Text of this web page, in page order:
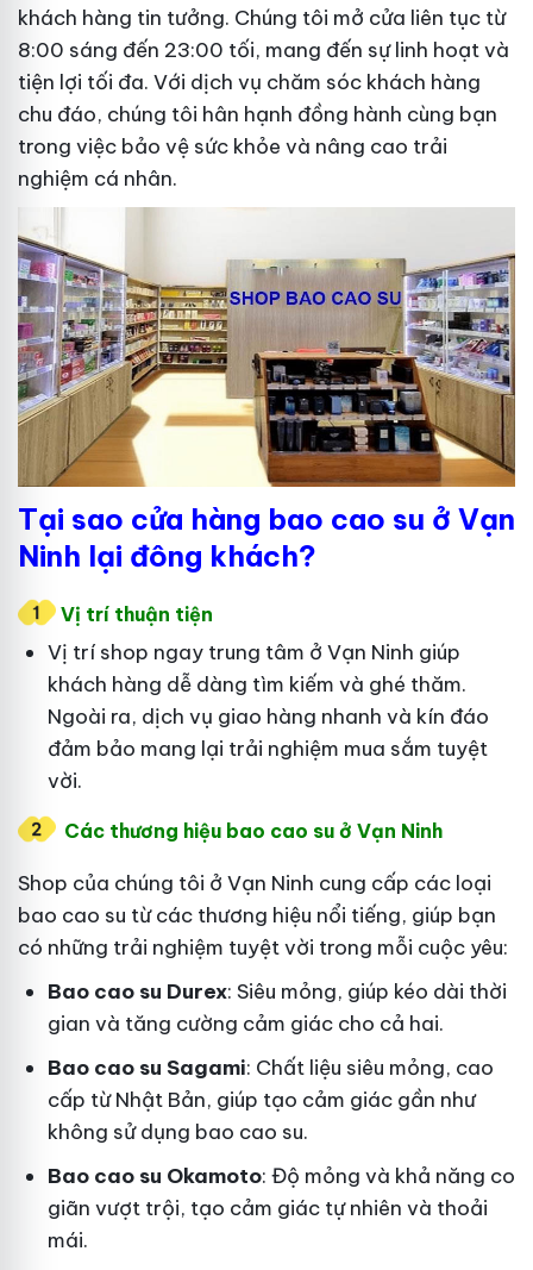
khách hàng tin tưởng. Chúng tôi mở cửa liên tục từ
8:00 sáng đến 23:00 tối, mang đến sự linh hoạt và
tiện lợi tối đa. Với dịch vụ chăm sóc khách hàng
chu đáo, chúng tôi hân hạnh đồng hành cùng bạn
trong việc bảo vệ sức khỏe và nâng cao trải
nghiệm cá nhân.
Tại sao cửa hàng bao cao su ở Vạn
Ninh lại đông khách?
Vị trí thuận tiện
Vị trí shop ngay trung tâm ở Vạn Ninh giúp
khách hàng dễ dàng tìm kiếm và ghé thăm.
Ngoài ra, dịch vụ giao hàng nhanh và kín đáo
đảm bảo mang lại trải nghiệm mua sắm tuyệt
vời.
Các thương hiệu bao cao su ở Vạn Ninh
Shop của chúng tôi ở Vạn Ninh cung cấp các loại
bao cao su từ các thương hiệu nổi tiếng, giúp bạn
có những trải nghiệm tuyệt vời trong mỗi cuộc yêu:
Bao cao su Durex: Siêu mỏng, giúp kéo dài thời
gian và tăng cường cảm giác cho cả hai.
Bao cao su Sagami: Chất liệu siêu mỏng, cao
cấp từ Nhật Bản, giúp tạo cảm giác gần như
không sử dụng bao cao su.
Bao cao su Okamoto: Độ mỏng và khả năng co
giãn vượt trội, tạo cảm giác tự nhiên và thoải
mái.